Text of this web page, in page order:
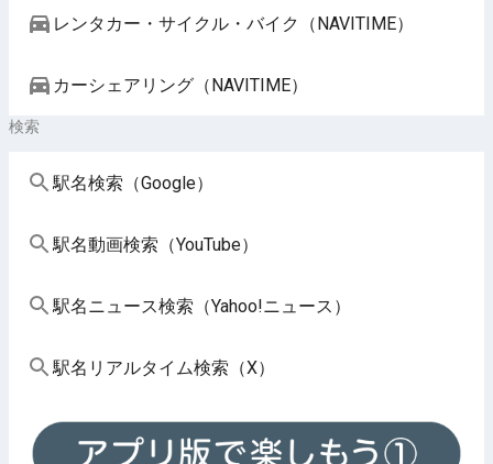
レンタカー・サイクル・バイク（NAVITIME）
カーシェアリング（NAVITIME）
検索
駅名検索（Google）
駅名動画検索（YouTube）
駅名ニュース検索（Yahoo!ニュース）
駅名リアルタイム検索（X）